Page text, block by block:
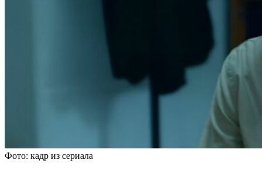
Фото: кадр из сериала